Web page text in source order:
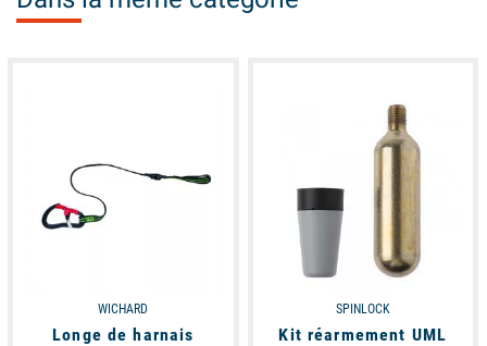
WICHARD
Longe de harnais
SPINLOCK
Kit réarmement UML